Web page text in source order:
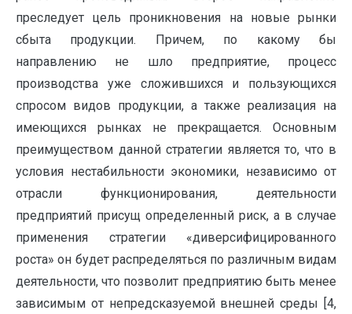
преследует цель проникновения на новые рынки
сбыта продукции. Причем, по какому бы
направлению не шло предприятие, процесс
производства уже сложившихся и пользующихся
спросом видов продукции, а также реализация на
имеющихся рынках не прекращается. Основным
преимуществом данной стратегии является то, что в
условия нестабильности экономики, независимо от
отрасли функционирования, деятельности
предприятий присущ определенный риск, а в случае
применения стратегии «диверсифицированного
роста» он будет распределяться по различным видам
деятельности, что позволит предприятию быть менее
зависимым от непредсказуемой внешней среды [4,